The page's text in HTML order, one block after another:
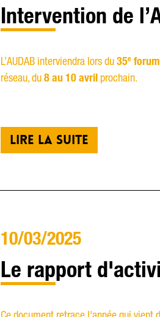
Intervention de
L’AUDAB interviendra lors du35e
réseau, du8 au 10 avril prochain.
LIRE LA SUITE
10/03/2025
Le rapport